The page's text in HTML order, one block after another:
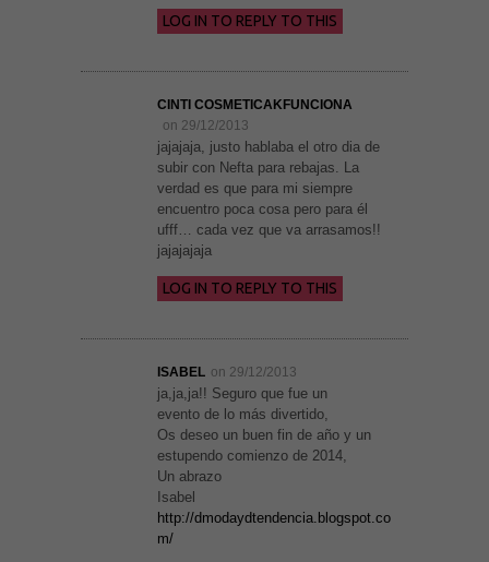
LOG IN TO REPLY TO THIS
CINTI COSMETICAKFUNCIONA
on 29/12/2013
jajajaja, justo hablaba el otro dia de
subir con Nefta para rebajas. La
verdad es que para mi siempre
encuentro poca cosa pero para él
ufff… cada vez que va arrasamos!!
jajajajaja
LOG IN TO REPLY TO THIS
ISABEL on 29/12/2013
ja,ja,ja!! Seguro que fue un
evento de lo más divertido,
Os deseo un buen fin de año y un
estupendo comienzo de 2014,
Un abrazo
Isabel
http://dmodaydtendencia.blogspot.co
m/
Necesarias
y
cookies no
opcionales.
necesarias
funcione la
web. Para
que
mejorar la
de la web, en
base a cómo
web.
Experiencia
Para que
nuestra web
funcione lo
rechaza estas